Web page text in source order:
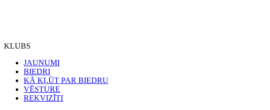
KLUBS
JAUNUMI
BIEDRI
KĀ KĻŪT PAR BIEDRU
VĒSTURE
REKVIZĪTI